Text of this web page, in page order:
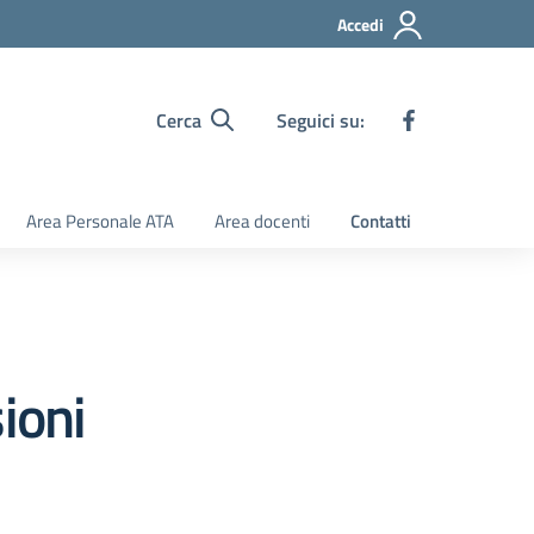
Accedi
Cerca Seguici su:
Area Personale ATA Area docenti Contatti